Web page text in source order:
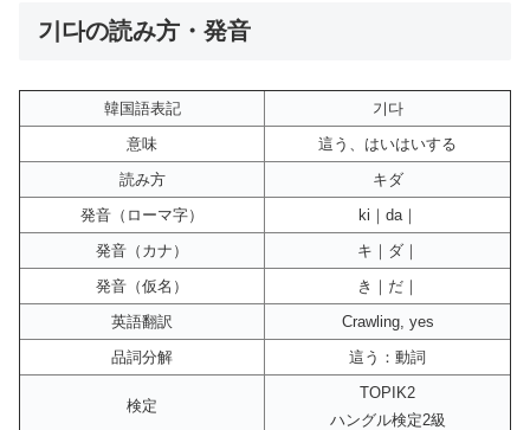
기다の読み方・発音
韓国語表記
기다
意味
這う、はいはいする
読み方
キダ
発音（ローマ字）
ki｜da｜
発音（カナ）
キ｜ダ｜
発音（仮名）
き｜だ｜
英語翻訳
Crawling, yes
品詞分解
這う：動詞
検定
TOPIK2
ハングル検定2級